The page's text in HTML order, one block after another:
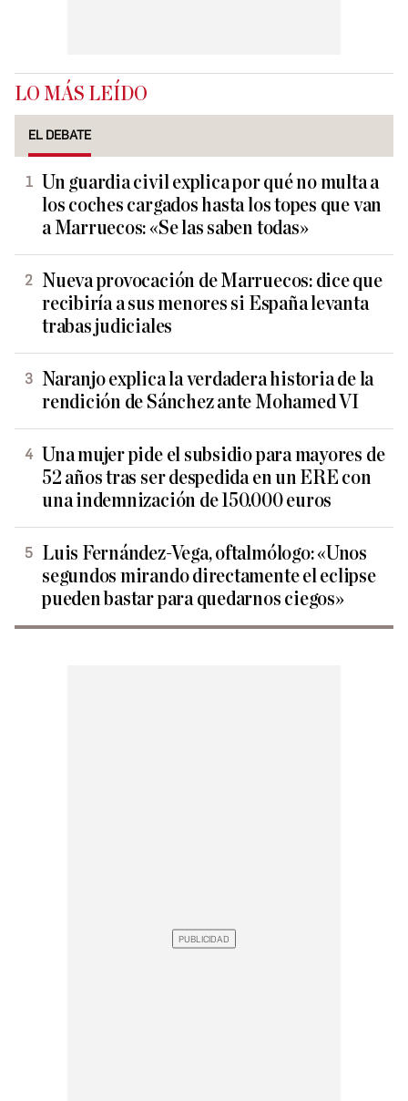
LO MÁS LEÍDO
EL DEBATE
Un guardia civil explica por qué no multa a
los coches cargados hasta los topes que van
a Marruecos: «Se las saben todas»
Nueva provocación de Marruecos: dice que
recibiría a sus menores si España levanta
trabas judiciales
Naranjo explica la verdadera historia de la
rendición de Sánchez ante Mohamed VI
Una mujer pide el subsidio para mayores de
52 años tras ser despedida en un ERE con
una indemnización de 150.000 euros
Luis Fernández-Vega, oftalmólogo: «Unos
segundos mirando directamente el eclipse
pueden bastar para quedarnos ciegos»